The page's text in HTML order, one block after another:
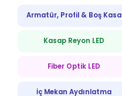
Armatür, Profil & Boş Kasa
Kasap Reyon LED
Fiber Optik LED
İç Mekan Aydınlatma